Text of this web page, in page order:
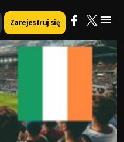
Zarejestruj się